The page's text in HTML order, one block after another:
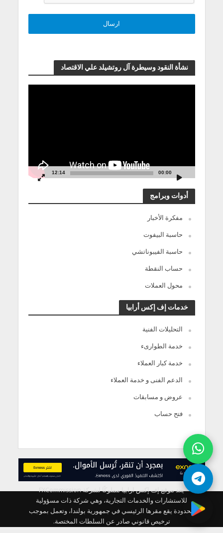
نشأة النقود وسيطرة آل روتشيلد علي الاقتصاد
00:00
12:14
أدوات وبرامج
مفكرة الأخبار
حاسبة البيفوت
حاسبة الفيبوناتشي
حساب النقطة
محول العملات
خدمات إف إكس أرابيا
التحليلات الفنية
خدمة الطوارىء
خدمة كبار العملاء
الدعم الفنى و خدمة العملاء
عروض و مسابقات
فتح حساب
يعد موقع إف إكس ارابيا مملوكًا لشركة FXCommission
للاستشارات والخدمات التجارية، وهي شركة ذات مسؤولية
محدودة يقع مقرها الرئيسي في جمهورية بولندا، وتعمل بموجب
ترخيص قانوني صادر عن السلطات المختصة.